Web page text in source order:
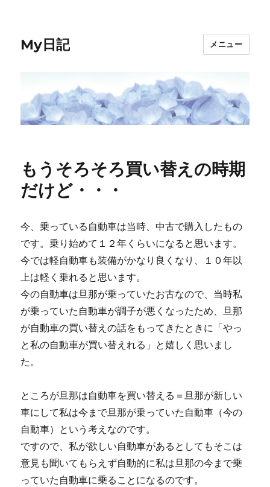
My日記 メニュー
もうそろそろ買い替えの時期
だけど・・・
今、乗っている自動車は当時、中古で購入したもの
です。乗り始めて１２年くらいになると思います。
今では軽自動車も装備がかなり良くなり、１０年以
上は軽く乗れると思います。
今の自動車は旦那が乗っていたお古なので、当時私
が乗っていた自動車が調子が悪くなったため、旦那
が自動車の買い替えの話をもってきたときに「やっ
と私の自動車が買い替えれる」と嬉しく思いまし
た。
ところが旦那は自動車を買い替える＝旦那が新しい
車にして私は今まで旦那が乗っていた自動車（今の
自動車）という考えなのです。
ですので、私が欲しい自動車があるとしてもそこは
意見も聞いてもらえず自動的に私は旦那の今まで乗
っていた自動車に乗ることになるのです。